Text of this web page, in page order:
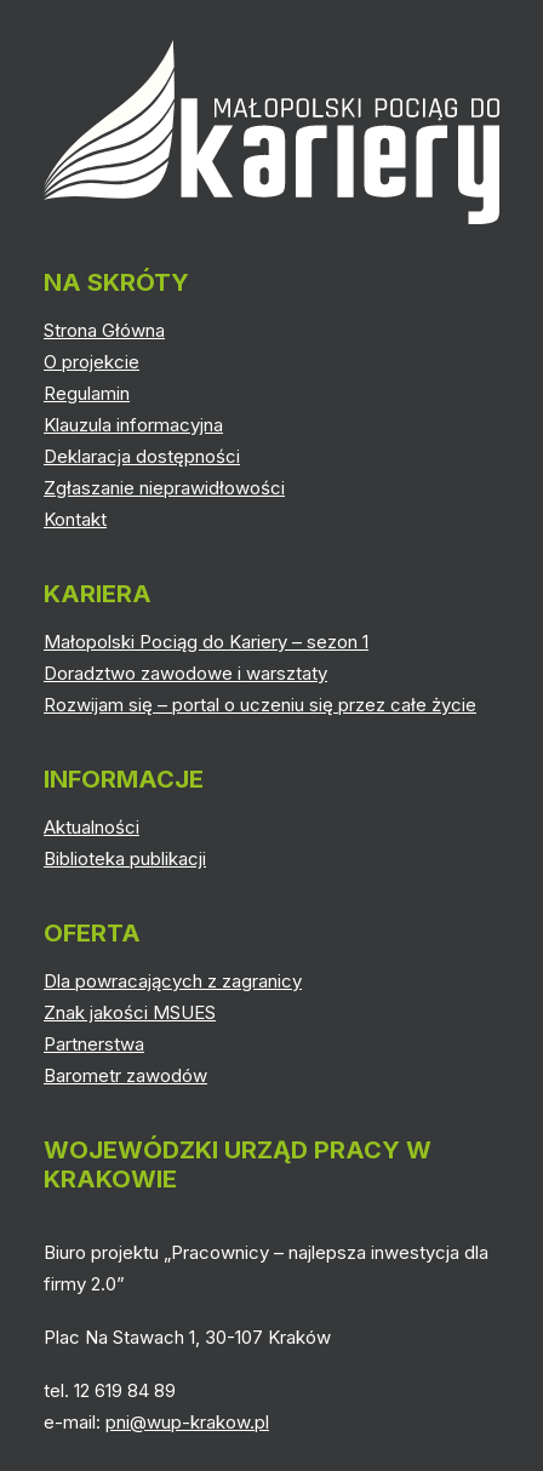
NA SKRÓTY
Strona Główna
O projekcie
Regulamin
Klauzula informacyjna
Deklaracja dostępności
Zgłaszanie nieprawidłowości
Kontakt
KARIERA
Małopolski Pociąg do Kariery – sezon 1
Doradztwo zawodowe i warsztaty
Rozwijam się – portal o uczeniu się przez całe życie
INFORMACJE
Aktualności
Biblioteka publikacji
OFERTA
Dla powracających z zagranicy
Znak jakości MSUES
Partnerstwa
Barometr zawodów
WOJEWÓDZKI URZĄD PRACY W
KRAKOWIE
Biuro projektu „Pracownicy – najlepsza inwestycja dla
firmy 2.0”
Plac Na Stawach 1, 30-107 Kraków
tel. 12 619 84 89
e-mail: pni@wup-krakow.pl